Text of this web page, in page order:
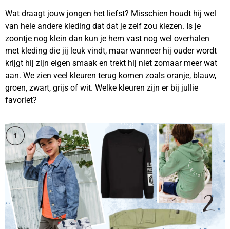
Wat draagt jouw jongen het liefst? Misschien houdt hij wel
van hele andere kleding dat dat je zelf zou kiezen. Is je
zoontje nog klein dan kun je hem vast nog wel overhalen
met kleding die jij leuk vindt, maar wanneer hij ouder wordt
krijgt hij zijn eigen smaak en trekt hij niet zomaar meer wat
aan. We zien veel kleuren terug komen zoals oranje, blauw,
groen, zwart, grijs of wit. Welke kleuren zijn er bij jullie
favoriet?